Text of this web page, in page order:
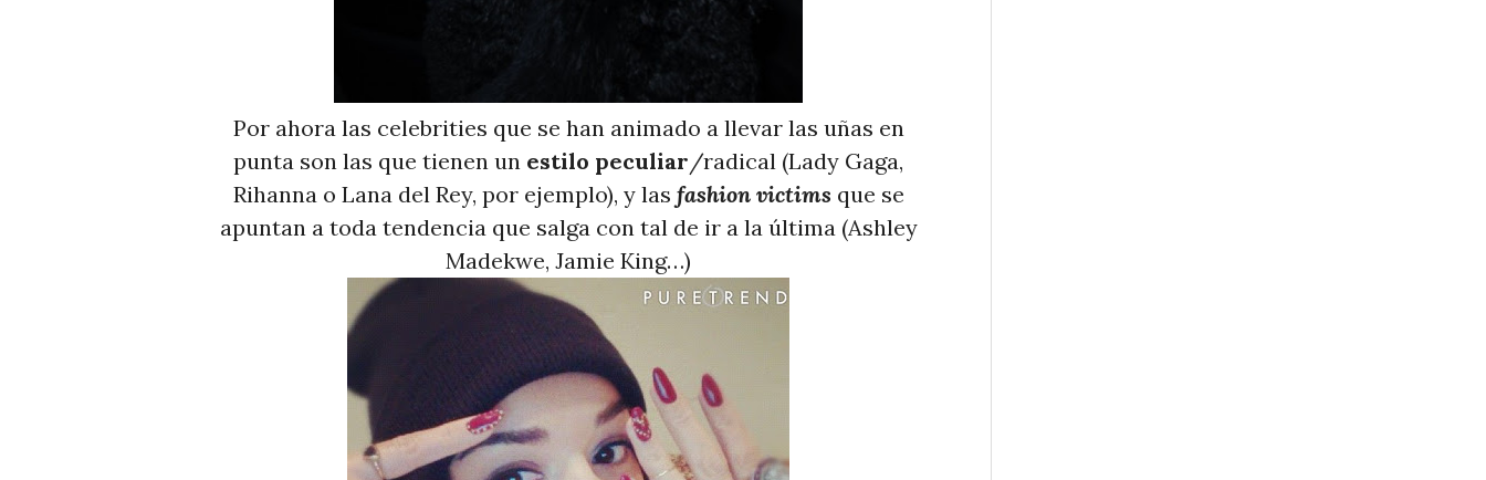
Por ahora las celebrities que se han animado a llevar las uñas en
punta son las que tienen un estilo peculiar/radical (Lady Gaga,
Rihanna o Lana del Rey, por ejemplo), y las fashion victims que se
apuntan a toda tendencia que salga con tal de ir a la última (Ashley
Madekwe, Jamie King…)